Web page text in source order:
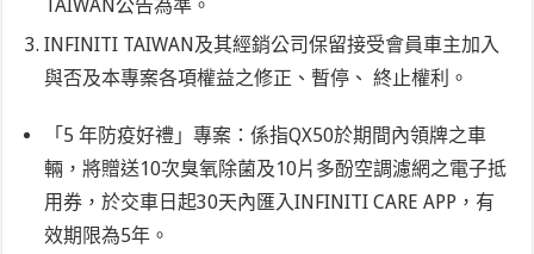
TAIWAN公告為準。
INFINITI TAIWAN及其經銷公司保留接受會員車主加入
與否及本專案各項權益之修正、暫停、 終止權利。
「5 年防疫好禮」專案：係指QX50於期間內領牌之車
輛，將贈送10次臭氧除菌及10片多酚空調濾網之電子抵
用券，於交車日起30天內匯入INFINITI CARE APP，有
效期限為5年。